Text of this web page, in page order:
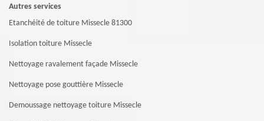
Autres services
Etanchéité de toiture Missecle 81300
Isolation toiture Missecle
Nettoyage ravalement façade Missecle
Nettoyage pose gouttière Missecle
Demoussage nettoyage toiture Missecle